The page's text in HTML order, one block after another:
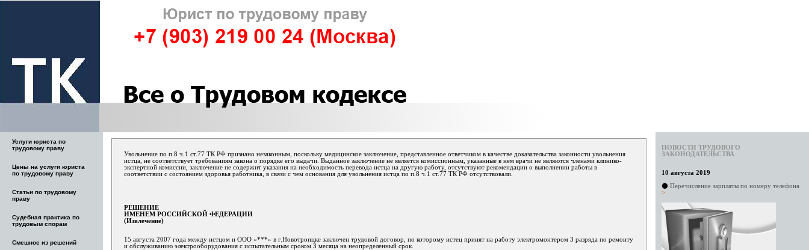
Услуги юриста по
трудовому праву
Цены на услуги юриста
по трудовому праву
Статьи по трудовому
праву
Судебная практика по
трудовым спорам
Смешное из решений
НОВОСТИ ТРУДОВОГО
ЗАКОНОДАТЕЛЬСТВА
10 августа 2019
⚫ Перечисление зарплаты по номеру телефона
>
Увольнение по п.8 ч.1 ст.77 ТК РФ признано незаконным, поскольку медицинское заключение, представленное ответчиком в качестве доказательства законности увольнения
истца, не соответствует требованиям закона о порядке его выдачи. Выданное заключение не является комиссионным, указанные в нем врачи не являются членами клинико-
экспертной комиссии, заключение не содержит указания на необходимость перевода истца на другую работу, отсутствуют рекомендации о выполнении работы в
соответствии с состоянием здоровья работника, в связи с чем основания для увольнения истца по п.8 ч.1 ст.77 ТК РФ отсутствовали.
РЕШЕНИЕ
ИМЕНЕМ РОССИЙСКОЙ ФЕДЕРАЦИИ
(Извлечение)
15 августа 2007 года между истцом и ООО «***» в г.Новотроицке заключен трудовой договор, по которому истец принят на работу электромонтером 3 разряда по ремонту
и обслуживанию электрооборудования с испытательным сроком 3 месяца на неопределенный срок.